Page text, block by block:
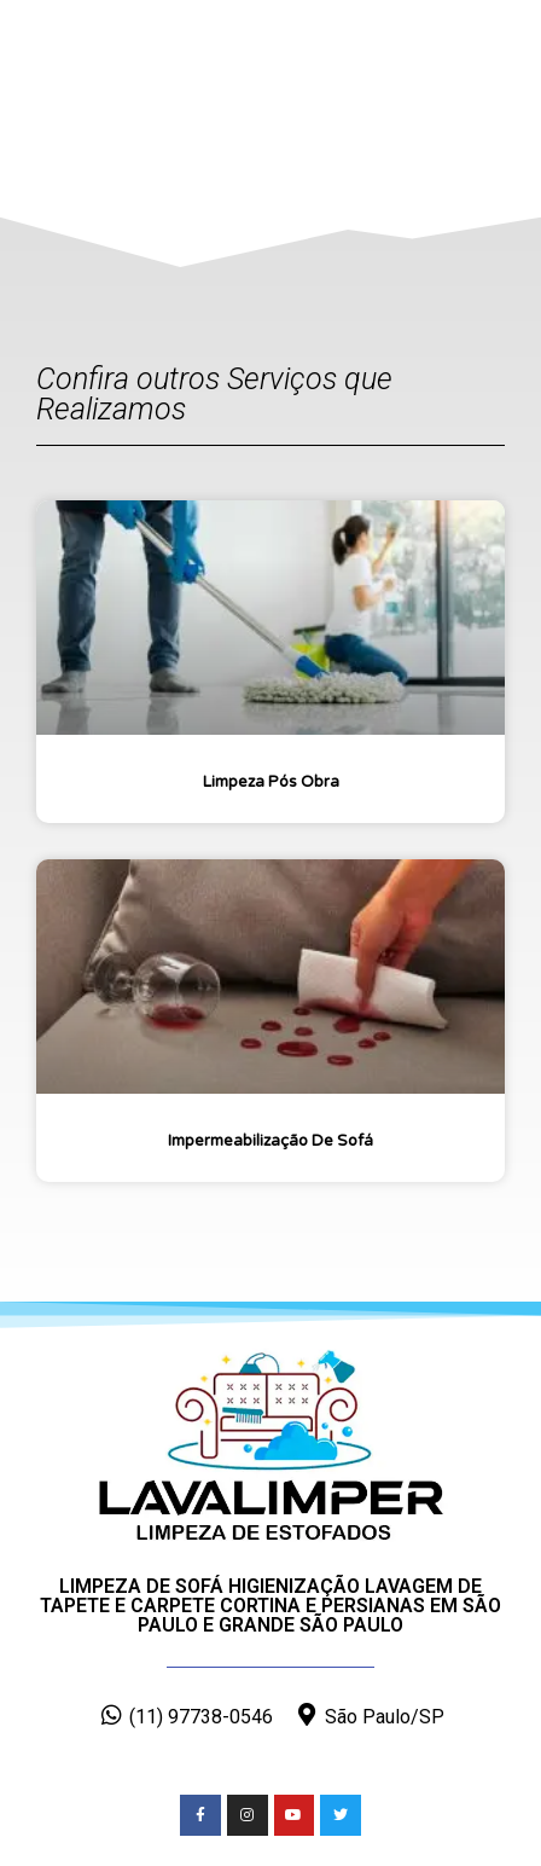
Confira outros Serviços que
Realizamos
Limpeza Pós Obra
Impermeabilização De Sofá
LIMPEZA DE SOFÁ HIGIENIZAÇÃO LAVAGEM DE
TAPETE E CARPETE CORTINA E PERSIANAS EM SÃO
PAULO E GRANDE SÃO PAULO
(11) 97738-0546 São Paulo/SP